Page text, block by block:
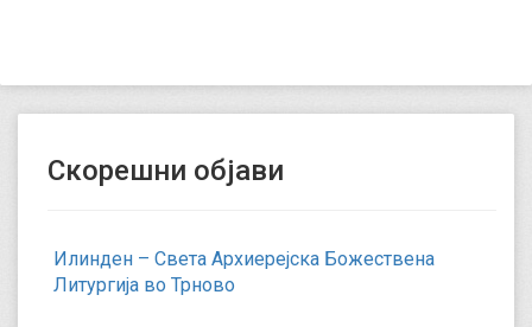
Скорешни објави
Илинден – Света Архиерејска Божествена
Литургија во Трново